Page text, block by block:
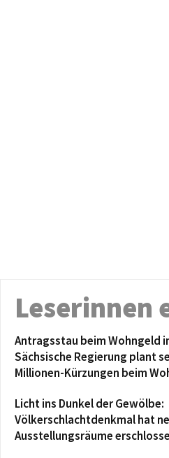
Leserinnen
Antragsstau beim Wohngeld
Sächsische Regierung plant
Millionen-Kürzungen beim
Licht ins Dunkel der Gewölbe:
Völkerschlachtdenkmal hat
Ausstellungsräume